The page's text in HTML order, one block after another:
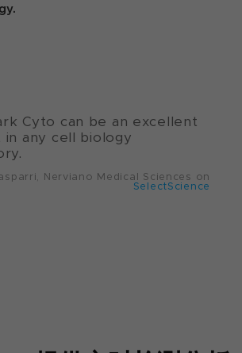
Cyto can be an excellent
in any cell biology
Nerviano Medical Sciences on
SelectScience